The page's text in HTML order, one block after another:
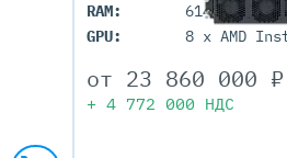
RAM:
6144GB
GPU:
8 x AMD
от 23 860 000 ₽
+ 4 772 000 НДС